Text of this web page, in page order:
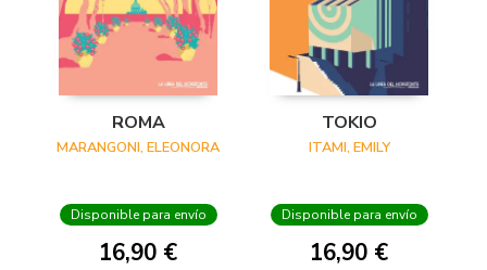
ROMA
MARANGONI, ELEONORA
Disponible para envío
16,90 €
TOKIO
ITAMI, EMILY
Disponible para envío
16,90 €